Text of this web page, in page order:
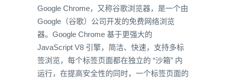
Google Chrome，又称谷歌浏览器，是一个由
Google（谷歌）公司开发的免费网络浏览
器。Google Chrome 基于更强大的
JavaScript V8 引擎，简洁、快速，支持多标
签浏览，每个标签页面都在独立的 “沙箱” 内
运行，在提高安全性的同时，一个标签页面的